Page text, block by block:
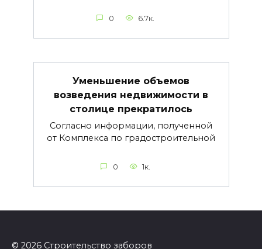
0 6.7к.
Уменьшение объемов
возведения недвижимости в
столице прекратилось
Согласно информации, полученной
от Комплекса по градостроительной
0 1к.
© 2026 Строительство заборов